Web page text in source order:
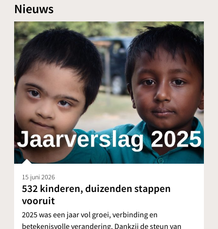
Nieuws
15 juni 2026
532 kinderen, duizenden stappen
vooruit
2025 was een jaar vol groei, verbinding en
betekenisvolle verandering. Dankzij de steun van